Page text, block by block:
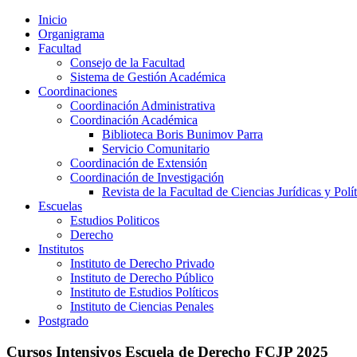
Inicio
Organigrama
Facultad
Consejo de la Facultad
Sistema de Gestión Académica
Coordinaciones
Coordinación Administrativa
Coordinación Académica
Biblioteca Boris Bunimov Parra
Servicio Comunitario
Coordinación de Extensión
Coordinación de Investigación
Revista de la Facultad de Ciencias Jurídicas y
Escuelas
Estudios Politicos
Derecho
Institutos
Instituto de Derecho Privado
Instituto de Derecho Público
Instituto de Estudios Políticos
Instituto de Ciencias Penales
Postgrado
Cursos Intensivos Escuela de Derecho FCJP 2025